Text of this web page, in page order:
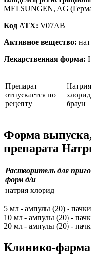
MELSUNGEN, AG
Код ATX: V07AB
Активное вещество:
Лекарственная форма:
Препарат
отпускается по
рецепту
Натрия
браун
Форма
препарата
Растворитель для
форм д/и
натрия хлорид
5 мл - ампулы (20) -
10 мл - ампулы (20) -
20 мл - ампулы (20) -
Клинико-